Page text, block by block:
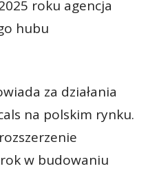
roku agencja
hubu
za działania
na polskim rynku.
w budowaniu